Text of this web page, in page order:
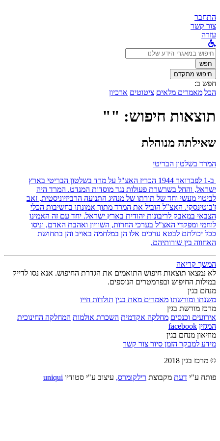
התחבר
צור קשר
עזרה
לחפש
ב:חפש
חיפוש מתקדם
חפש ב:
הכל מאמרים מלאים ציטוטים ארכיון
תוצאות חיפוש: ""
שאילתה מנוהלת
המרד בשלטון הבריטי
ב-1 לפברואר 1944 הכריז האצ"ל על מרד בשלטון הבריטי בארץ
ישראל, והחל בשרשרת פעולות נגד מוסדות המנדט. המרד היה
לביטוי מעשי וחד של תורתו של מנהיג התנועה הרביזיוניסטית, זאב
ז'בוטינסקי. האצ"ל הוביל את המרד מתוך אמונתו בחשיבות הכלי
הצבאי במאבק לריבונות יהודית בארץ ישראל. יחד עם זה האמינו
לוחמי ומפקדי האצ"ל בערכי החרות, השוויון ואהבת האדם, וניסו
ככל יכולתם לבטא ערכים אלו הן במלחמה באויב והן בתחושת
האחווה בין שורותיהם.
המשך קריאה
לא נמצאו תוצאות חיפוש התואמים את הגדרת החיפוש. אנא נסו לדייק
במילות החיפוש ובפרמטרים הנוספים.
מנחם בגין
משנתו ומורשתו מאמרים מאת בגין תולדות חייו
מרכז מורשת בגין
אירועים וכנסים מחלקה אקדמית השכרת אולמות המחלקה החינוכית
המגזין facebook
מוזיאון מנחם בגין
מידע למבקר הזמן סיור צור קשר
© מרכז בגין 2018
פותח ע"י דעת מקבוצת רילקומרס, עיצוב ע"י סטודיו uniqui